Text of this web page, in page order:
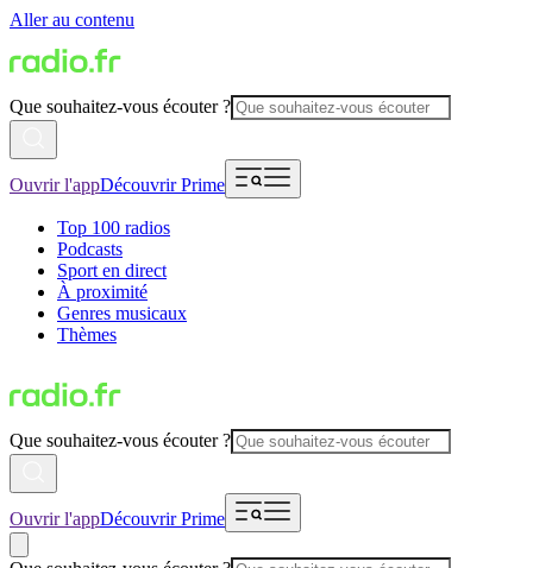
Aller au contenu
Que souhaitez-vous écouter ?
Ouvrir l'appDécouvrir Prime
Top 100 radios
Podcasts
Sport en direct
À proximité
Genres musicaux
Thèmes
Que souhaitez-vous écouter ?
Ouvrir l'appDécouvrir Prime